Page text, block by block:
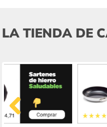
LA TIENDA DE